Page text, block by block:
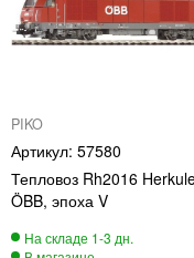
PIKO
57580
Тепловоз Rh2016
ÖBB, эпоха V